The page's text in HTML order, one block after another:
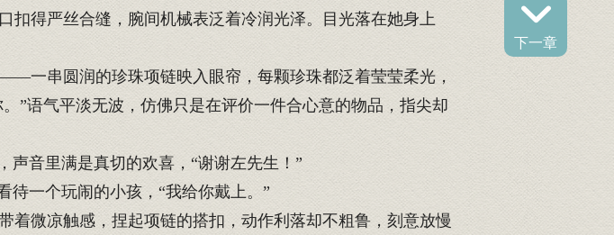
下一章
得严丝合缝，腕间机械表泛着冷润光泽。目光落在她身上
一串圆润的珍珠项链映入眼帘，每颗珍珠都泛着莹莹柔光，
”语气平淡无波，仿佛只是在评价一件合心意的物品，指尖却
音里满是真切的欢喜，“谢谢左先生！”
一个玩闹的小孩，“我给你戴上。”
微凉触感，捏起项链的搭扣，动作利落却不粗鲁，刻意放慢